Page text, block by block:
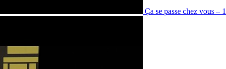
Ça se passe chez vous –